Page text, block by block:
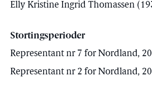
Elly Kristine Ingrid Thomassen
Stortingsperioder
Representant nr 7 for Nordland,
Representant nr 2 for Nordland,